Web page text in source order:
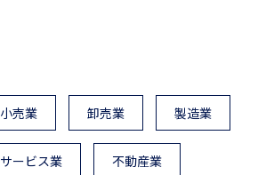
小売業 卸売業 製造業
サービス業 不動産業